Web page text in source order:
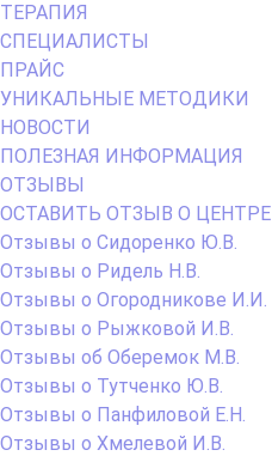
ТЕРАПИЯ
СПЕЦИАЛИСТЫ
ПРАЙС
УНИКАЛЬНЫЕ МЕТОДИКИ
НОВОСТИ
ПОЛЕЗНАЯ ИНФОРМАЦИЯ
ОТЗЫВЫ
ОСТАВИТЬ ОТЗЫВ О ЦЕНТРЕ
Отзывы о Сидоренко Ю.В.
Отзывы о Ридель Н.В.
Отзывы о Огородникове И.И.
Отзывы о Рыжковой И.В.
Отзывы об Оберемок М.В.
Отзывы о Тутченко Ю.В.
Отзывы о Панфиловой Е.Н.
Отзывы о Хмелевой И.В.